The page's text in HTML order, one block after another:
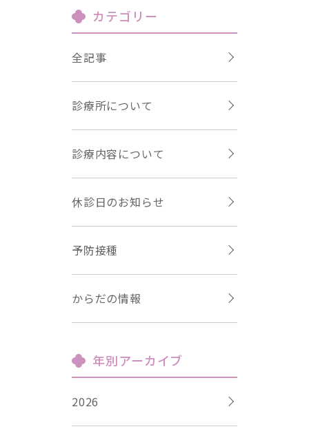
カテゴリー
全記事
診療所について
診療内容について
休診日のお知らせ
予防接種
からだの情報
年別アーカイブ
2026